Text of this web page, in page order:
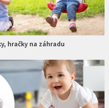
hračky na záhradu